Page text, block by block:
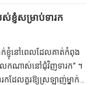
ផ្លូវឬទីក្រុងនៅលើក្រដាស
នឬតួអង្គក្នុងដំណើរផ្សង
ក្មេងតូចៗក៏អាចចាប់បាន
។ ស្វែងរកវត្ថុមួយហើយ
នែកតូចរបស់ខ្ញុំអ្វីមួយ
បានជំនួសមួកការពារផ្លូវ
អបំផុតចំពោះអ្វីដែលគាត់
រូវបានគ្របដណ្តប់
គុណសម្រាប់គំនិត, 43, រូប
ញុំសម្រាប់ទារក
ក់ខ្ញុំនៅពេលដែលគាត់កំពុង
ែកណាស់នៅជុំវិញទារក” ។
កដែលគួរឱ្យស្រឡាញ់ម្នាក់